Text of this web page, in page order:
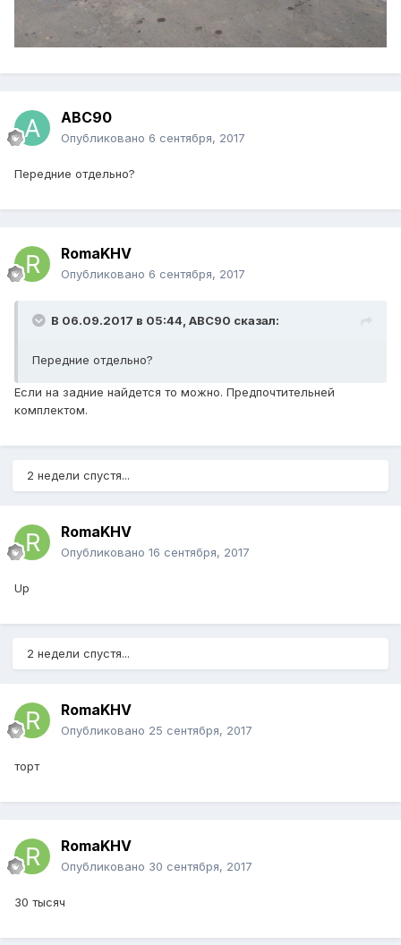
ABC90
Опубликовано 6 сентября, 2017
Передние отдельно?
RomaKHV
Опубликовано 6 сентября, 2017
В 06.09.2017 в 05:44, ABC90 сказал:
Передние отдельно?
Если на задние найдется то можно. Предпочтительней
комплектом.
2 недели спустя...
RomaKHV
Опубликовано 16 сентября, 2017
Up
2 недели спустя...
RomaKHV
Опубликовано 25 сентября, 2017
торт
RomaKHV
Опубликовано 30 сентября, 2017
30 тысяч